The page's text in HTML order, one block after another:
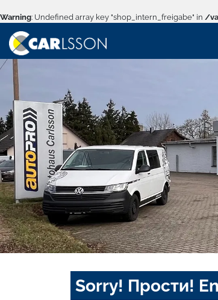
Warning: Undefined array key "shop_intern_freigabe" in /
Sorry! Прости!